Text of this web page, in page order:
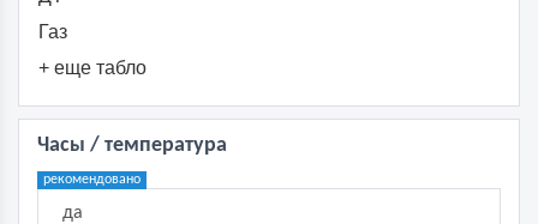
Газ
+ еще табло
Часы / температура
рекомендовано
да